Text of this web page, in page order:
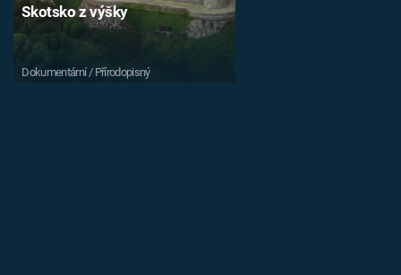
Skotsko z výšky
Dokumentární / Přírodopisný